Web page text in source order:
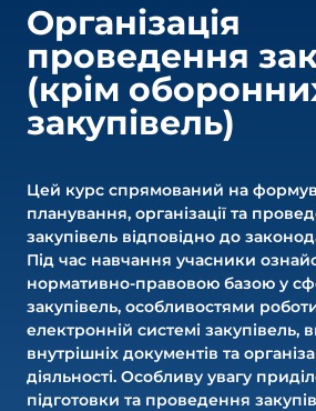
Організація
проведення
(крім
закупівель)
Цей курс спрямований на
планування, організації та
закупівель відповідно до
Під час навчання учасники
нормативно-правовою базою у
закупівель, особливостями
електронній системі закупівель,
внутрішніх документів та
діяльності. Особливу увагу
підготовки та проведення